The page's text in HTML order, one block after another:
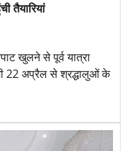
तैयारियां
खुलने से पूर्व यात्रा
22 अप्रैल से श्रद्धालुओं के